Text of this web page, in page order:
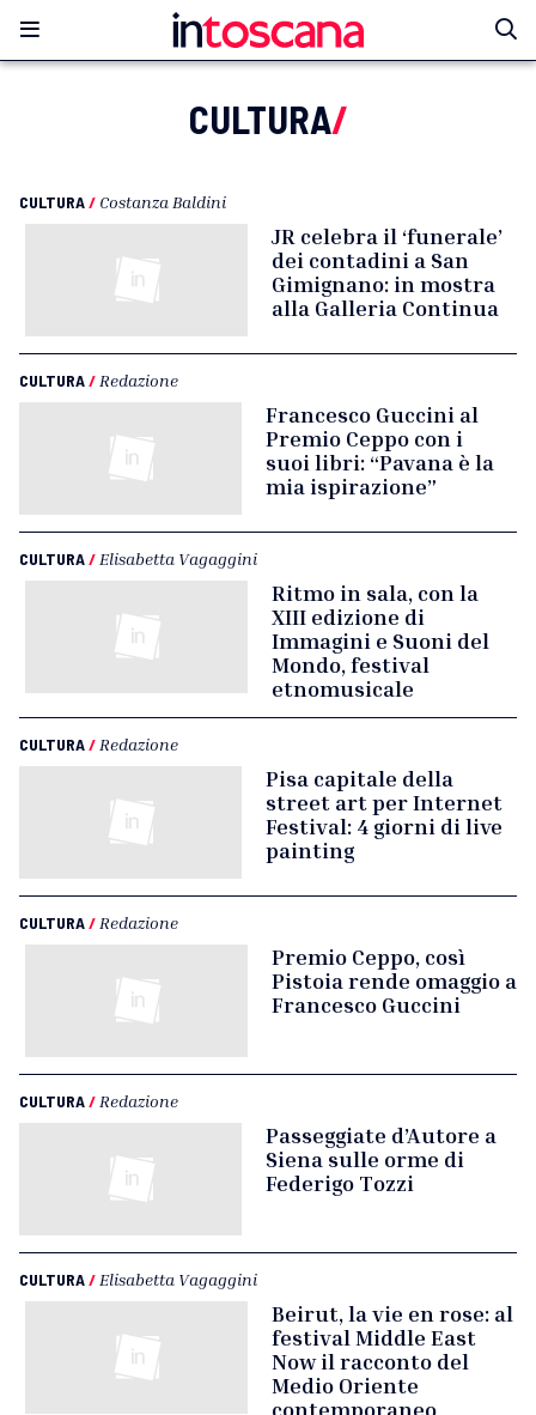
CULTURA/
CULTURA/ Costanza Baldini
JR celebra il ‘funerale’
dei contadini a San
Gimignano: in mostra
alla Galleria Continua
CULTURA/ Redazione
Francesco Guccini al
Premio Ceppo con i
suoi libri: “Pavana è la
mia ispirazione”
CULTURA/ Elisabetta Vagaggini
Ritmo in sala, con la
XIII edizione di
Immagini e Suoni del
Mondo, festival
etnomusicale
CULTURA/ Redazione
Pisa capitale della
street art per Internet
Festival: 4 giorni di live
painting
CULTURA/ Redazione
Premio Ceppo, così
Pistoia rende omaggio a
Francesco Guccini
CULTURA/ Redazione
Passeggiate d’Autore a
Siena sulle orme di
Federigo Tozzi
CULTURA/ Elisabetta Vagaggini
Beirut, la vie en rose: al
festival Middle East
Now il racconto del
Medio Oriente
contemporaneo